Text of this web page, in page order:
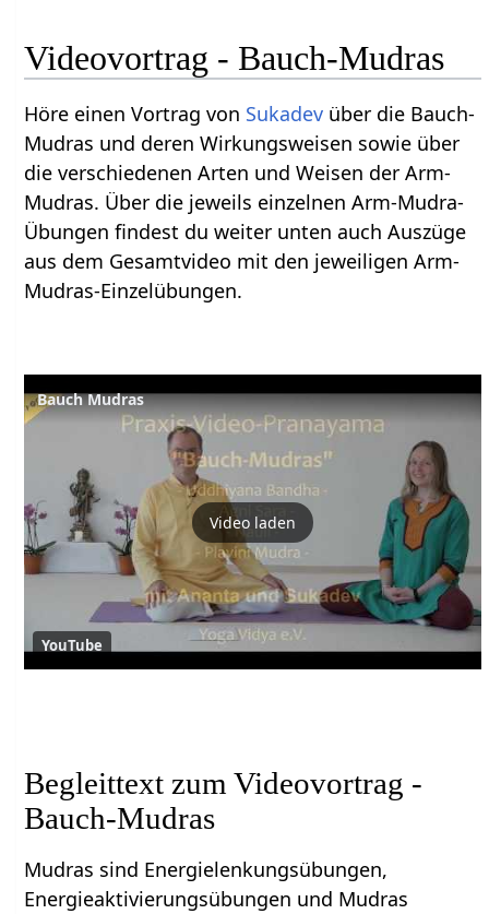
Videovortrag - Bauch-Mudras
Höre einen Vortrag von Sukadev über die Bauch-
Mudras und deren Wirkungsweisen sowie über
die verschiedenen Arten und Weisen der Arm-
Mudras. Über die jeweils einzelnen Arm-Mudra-
Übungen findest du weiter unten auch Auszüge
aus dem Gesamtvideo mit den jeweiligen Arm-
Mudras-Einzelübungen.
Bauch Mudras
Video laden
YouTube
Begleittext zum Videovortrag -
Bauch-Mudras
Mudras sind Energielenkungsübungen,
Energieaktivierungsübungen und Mudras